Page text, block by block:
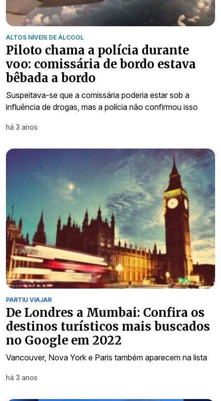
ALTOS NÍVEIS DE ÁLCOOL
Piloto chama a polícia durante
voo: comissária de bordo estava
bêbada a bordo
Suspeitava-se que a comissária poderia estar sob a
influência de drogas, mas a polícia não confirmou isso
há 3 anos
PARTIU VIAJAR
De Londres a Mumbai: Confira os
destinos turísticos mais buscados
no Google em 2022
Vancouver, Nova York e Paris também aparecem na lista
há 3 anos